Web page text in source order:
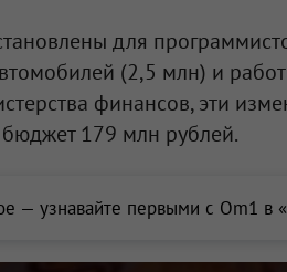
для
(2,5 млн) и
финансов, эти
179 млн рублей.
— узнавайте первыми с Om1 в